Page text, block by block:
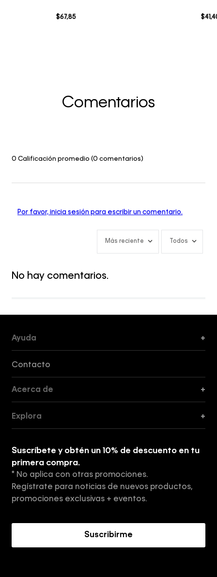
$67,85 $41,
Comentarios
0 Calificación promedio (0 comentarios)
Por favor, inicia sesión para escribir un comentario.
Más reciente Todos
No hay comentarios.
Ayuda +
Contacto
Acerca de +
Tiendas
Aviso de privacidad
Términos y Condiciones
Explora +
Suscríbete y obtén un 10% de descuento en tu
primera compra.
* No aplica con otras promociones.
Regístrate para noticias de nuevos productos,
promociones exclusivas + eventos.
Suscribirme